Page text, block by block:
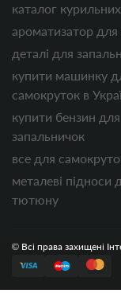
каталог
ароматизатор для
деталі для
купити машинку
самокруток в
купити бензин для
запальничок
все для
металеві підноси
тютюну
© Всі права захищені